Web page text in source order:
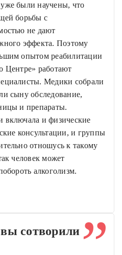
были научены, что
борьбы с
не дают
эффекта. Поэтому
опытом реабилитации
Центре» работают
Медики собрали
сыну обследование,
и препараты.
включала и физические
консультации, и группы
отношусь к такому
человек может
алкоголизм.
сотворили